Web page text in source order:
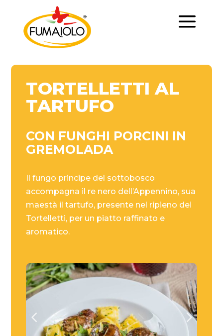
a
TORTELLETTI AL
TARTUFO
CON FUNGHI PORCINI IN
GREMOLADA
Il fungo principe del sottobosco
accompagna il re nero dell’Appennino, sua
maestà il tartufo, presente nel ripieno dei
Tortelletti, per un piatto raffinato e
aromatico.